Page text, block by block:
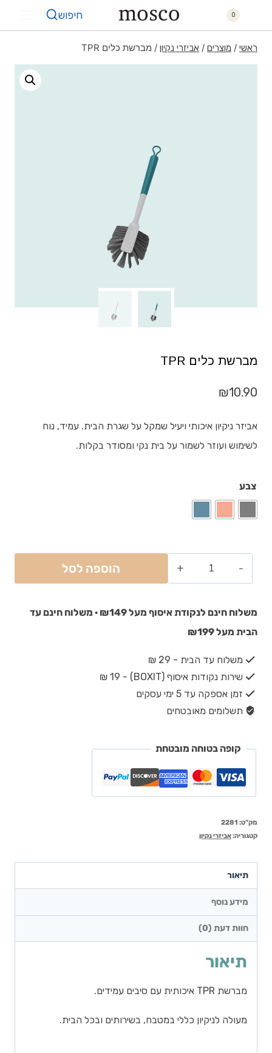
0 חיפוש
ראשי / מוצרים / אביזרי נקיון / מברשת כלים TPR
מברשת כלים TPR
₪10.90
אביזר ניקיון איכותי ויעיל שמקל על שגרת הבית. עמיד, נוח
לשימוש ועוזר לשמור על בית נקי ומסודר בקלות.
צבע
הוספה לסל
משלוח חינם לנקודת איסוף מעל ₪149 · משלוח חינם עד
הבית מעל ₪199
משלוח עד הבית - 29 ₪
שירות נקודות איסוף (BOXIT) - 19 ₪
זמן אספקה עד 5 ימי עסקים
תשלומים מאובטחים
קופה בטוחה מובטחת
מק"ט: 2281
קטגוריה:אביזרי נקיון
תיאור
מידע נוסף
חוות דעת (0)
תיאור
מברשת TPR איכותית עם סיבים עמידים.
מעולה לניקיון כללי במטבח, בשירותים ובכל הבית.